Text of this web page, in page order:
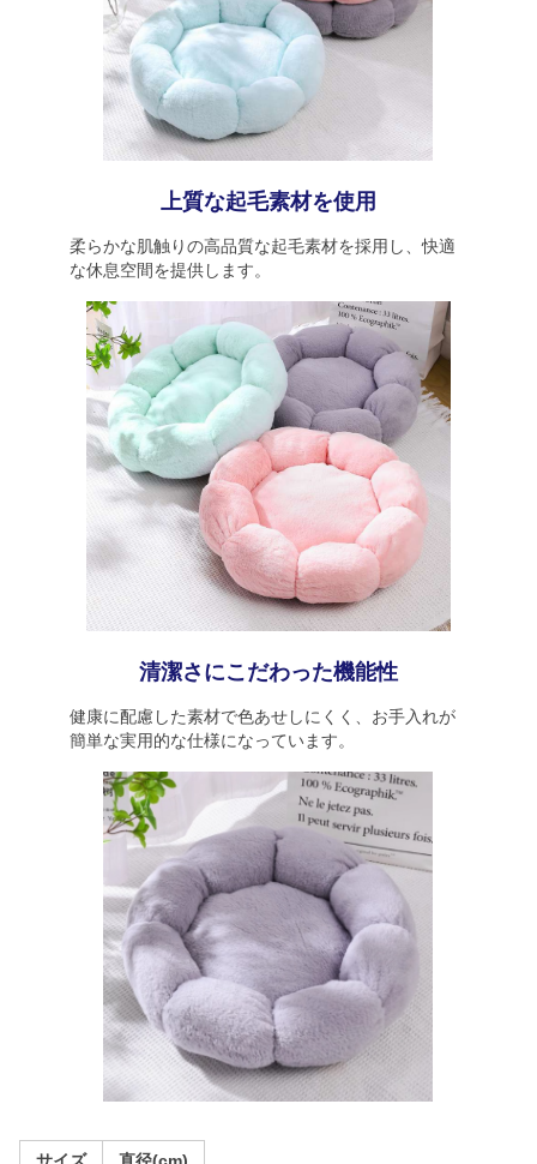
上質な起毛素材を使用
柔らかな肌触りの高品質な起毛素材を採用し、快適
な休息空間を提供します。
清潔さにこだわった機能性
健康に配慮した素材で色あせしにくく、お手入れが
簡単な実用的な仕様になっています。